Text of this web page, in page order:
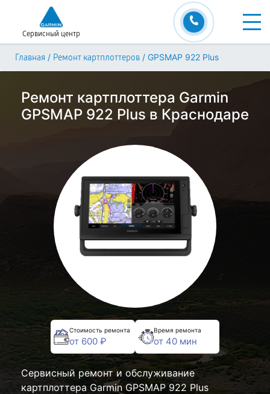
Сервисный центр
Главная / Ремонт картплоттеров / GPSMAP 922 Plus
Ремонт картплоттера Garmin
GPSMAP 922 Plus в Краснодаре
Стоимость ремонта
от 600 ₽
Время ремонта
от 40 мин
Сервисный ремонт и обслуживание
картплоттера Garmin GPSMAP 922 Plus